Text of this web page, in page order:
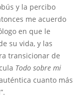
y la percibo
me acuerdo
en que le
su vida, y las
transicionar de
Todo sobre mi
cuanto más